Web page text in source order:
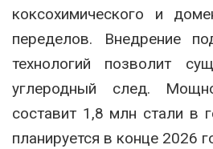
коксохимического и
переделов. Внедрение
технологий позволит
углеродный след.
составит 1,8 млн стали в
планируется в конце 2026